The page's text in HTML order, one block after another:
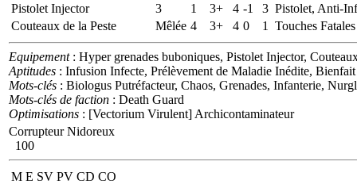
Pistolet Injector
3 1 3+ 4 -1 3 Pistolet, Anti-
Couteaux de la Peste
Mêlée 4 3+ 4 0 1 Touches Fatales
Equipement: Hyper grenades buboniques, Pistolet Injector,
Aptitudes : Infusion Infecte, Prélèvement de Maladie Inédite,
Mots-clés : Biologus Putréfacteur, Chaos, Grenades, Infanterie,
Mots-clés de faction : Death Guard
Optimisations : [Vectorium Virulent] Archicontaminateur
Corrupteur Nidoreux
100
M E SV PV CD CO